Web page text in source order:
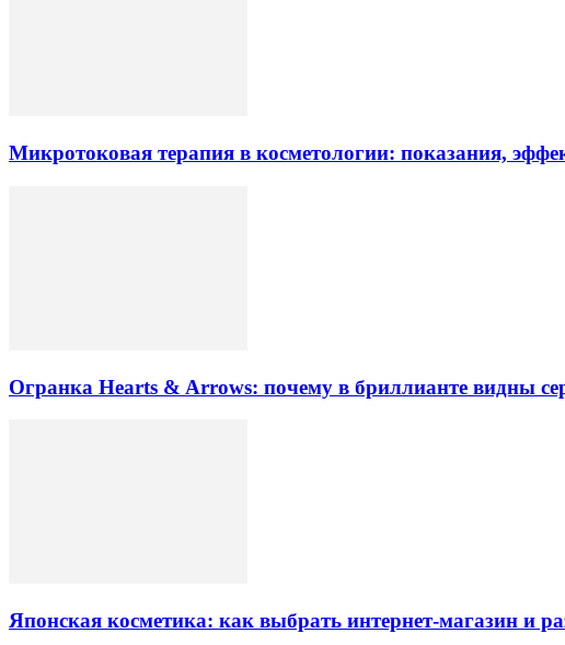
Микротоковая терапия в косметологии: показания,
Огранка Hearts & Arrows: почему в бриллианте видны
Японская косметика: как выбрать интернет-магазин и